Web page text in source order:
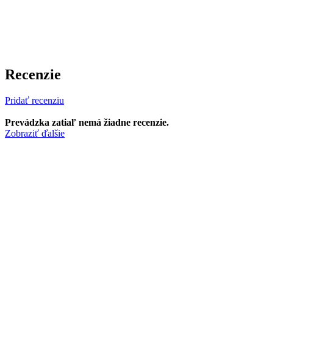
Recenzie
Pridať recenziu
Prevádzka zatiaľ nemá žiadne recenzie.
Zobraziť ďalšie